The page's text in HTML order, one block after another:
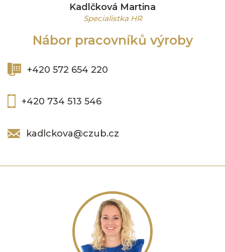
Nábor pracovníků výroby
+420 572 654 220
+420 734 513 546
kadlckova@czub.cz
Kadlčková Martina
Specialistka HR